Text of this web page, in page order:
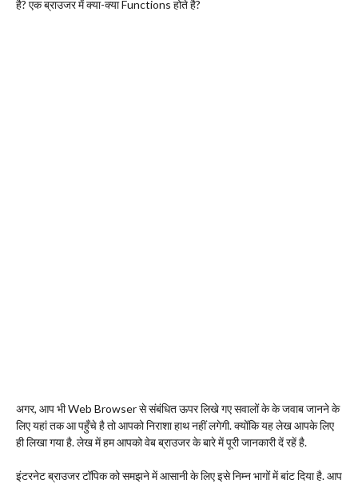
है? एक ब्राउजर में क्या-क्या Functions होते है?
अगर, आप भी Web Browser से संबंधित ऊपर लिखे गए सवालों के के जवाब जानने के
लिए यहां तक आ पहुँचे है तो आपको निराशा हाथ नहीं लगेगी. क्योंकि यह लेख आपके लिए
ही लिखा गया है. लेख में हम आपको वेब ब्राउजर के बारे में पूरी जानकारी दें रहें है.
इंटरनेट ब्राउजर टॉपिक को समझने में आसानी के लिए इसे निम्न भागों में बांट दिया है. आप